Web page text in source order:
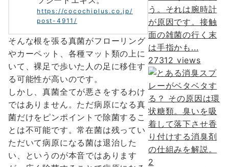
https://cocochiplus.co.jp/
post-4911/
そんな根を張る真菌がフローリング
やカーペット、各種マット類の上に
いて、裸足で歩いた人の足に移住す
る可能性が高いのです。
しかし、真菌全てが悪さをするわけ
ではありません。ただ病原になる真
菌だけをピンポイントで除菌するこ
とは不可能です。常在菌は残ってい
ただいて病原になる菌は退治した
い、というのが本音ではあります
う。それは腕時計
が原因です。接触
面の雑菌の行く末
は手指かも...
27312 views
2